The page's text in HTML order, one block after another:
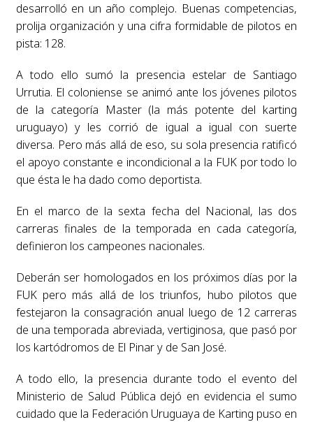
desarrolló en un año complejo. Buenas competencias,
prolija organización y una cifra formidable de pilotos en
pista: 128.
A todo ello sumó la presencia estelar de Santiago
Urrutia. El coloniense se animó ante los jóvenes pilotos
de la categoría Master (la más potente del karting
uruguayo) y les corrió de igual a igual con suerte
diversa. Pero más allá de eso, su sola presencia ratificó
el apoyo constante e incondicional a la FUK por todo lo
que ésta le ha dado como deportista.
En el marco de la sexta fecha del Nacional, las dos
carreras finales de la temporada en cada categoría,
definieron los campeones nacionales.
Deberán ser homologados en los próximos días por la
FUK pero más allá de los triunfos, hubo pilotos que
festejaron la consagración anual luego de 12 carreras
de una temporada abreviada, vertiginosa, que pasó por
los kartódromos de El Pinar y de San José.
A todo ello, la presencia durante todo el evento del
Ministerio de Salud Pública dejó en evidencia el sumo
cuidado que la Federación Uruguaya de Karting puso en